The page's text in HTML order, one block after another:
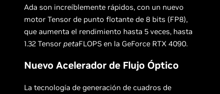
Ada son increíblemente rápidos, con un nuevo
motor Tensor de punto flotante de 8 bits (FP8),
que aumenta el rendimiento hasta 5 veces, hasta
1.32 TensorpetaFLOPS en la GeForce RTX 4090.
Nuevo Acelerador de Flujo Óptico
La tecnología de generación de cuadros de